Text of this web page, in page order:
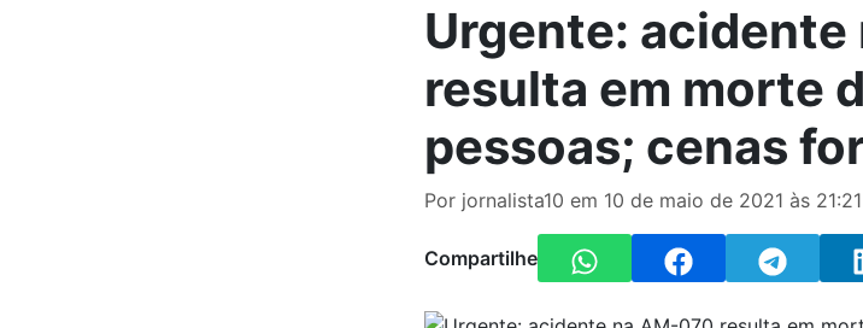
Urgente:
resulta em morte
pessoas; cenas
Por jornalista10 em 10 de maio de 2021 às 21:21
Compartilhe